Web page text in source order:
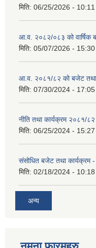
मिति: 06/25/2026 - 10:11
आ.व. २०८२/०८३ को वार्षिक
मिति: 05/07/2026 - 15:30
आ.व. २०८१/८२ को बजेट तथा
मिति: 07/30/2024 - 17:05
नीति तथा कार्यक्रम २०८१/८२
मिति: 06/25/2024 - 15:27
संसोधित बजेट तथा कार्यक्रम
मिति: 02/18/2024 - 10:18
अन्य